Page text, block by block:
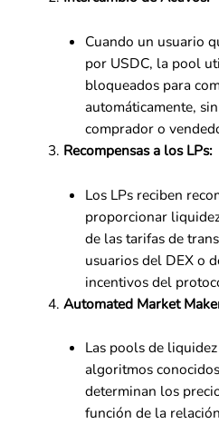
Cuando un usuario
por USDC, la pool
bloqueados para
automáticamente,
comprador o
Recompensas a los LPs:
Los LPs reciben
proporcionar
de las tarifas de
usuarios del DEX o
incentivos del
Automated Market
Las pools de
algoritmos
determinan los
función de la